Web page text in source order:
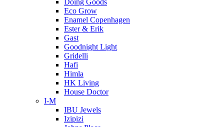
Doing Goods
Eco Grow
Enamel Copenhagen
Ester & Erik
Gast
Goodnight Light
Gridelli
Hafi
Himla
HK Living
House Doctor
I-M
IBU Jewels
Izipizi